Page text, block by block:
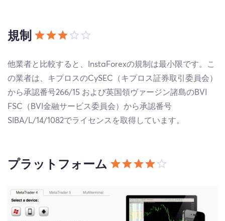
規制
他業者と比較すると、InstaForexの規制は最小限です。こ
の業者は、キプロスのCySEC（キプロス証券取引委員会）
から承認番号266/15 および英国領ヴァージン諸島のBVI
FSC（BVI金融サービス委員会）から承認番号
SIBA/L/14/1082でライセンスを取得しています。
プラットフォーム